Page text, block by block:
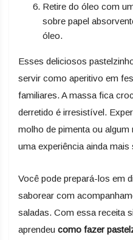
Retire do óleo com
sobre papel
óleo.
Esses deliciosos
servir como aperitivo em
familiares. A massa fica
derretido é irresistível.
molho de pimenta ou
uma experiência ainda mais
Você pode prepará-los em
saborear com
saladas. Com essa receita
aprendeu como fazer